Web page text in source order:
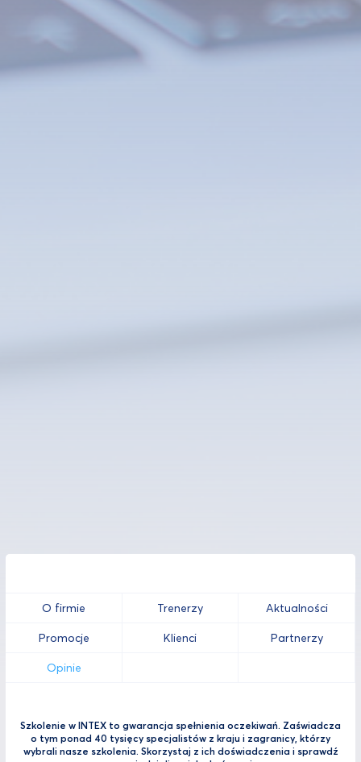
O firmie Trenerzy Aktualności
Promocje Klienci Partnerzy
Opinie
Szkolenie w INTEX to gwarancja spełnienia oczekiwań. Zaświadcza
o tym ponad 40 tysięcy specjalistów z kraju i zagranicy, którzy
wybrali nasze szkolenia. Skorzystaj z ich doświadczenia i sprawdź